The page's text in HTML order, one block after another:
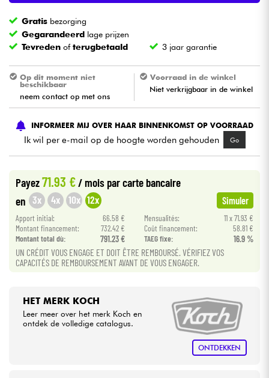
Blaasinstrument
Viool & Quatuor
Kinderen
Kabels & toebehoren
Sets
Bekijk onze merken
Gratis bezorging
Gegarandeerd lage prijzen
Tevreden ofterugbetaald 3 jaar garantie
Op dit moment niet
beschikbaar
neem contact op met ons
Voorraad in de winkel
Niet verkrijgbaar in de winkel
INFORMEER MIJ OVER HAAR BINNENKOMST OP VOORRAAD
Ik wil per e-mail op de hoogte worden gehouden Go
Payez71.93 € / mois par carte bancaire
en 3x 4x 10x 12x Simuler
Apport initial: 66.58 € Mensualités:
11 x 71.93 €
Montant financement:
732.42 € Coût financement:
58.81 €
Montant total dù:
791.23 € TAEG fixe: 16.9 %
UN CRÉDIT VOUS ENGAGE ET DOIT ÊTRE REMBOURSÉ. VÉRIFIEZ VOS
CAPACITÉS DE REMBOURSEMENT AVANT DE VOUS ENGAGER.
HET MERK KOCH
Leer meer over het merk Koch en
ontdek de volledige catalogus.
ONTDEKKEN